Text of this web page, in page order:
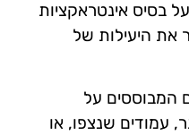
בסיס אינטראקציות
את היעילות של
המבוססים על
עמודים שנצפו, או